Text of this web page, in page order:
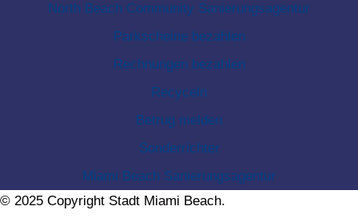
North Beach Community Sanierungsagentur
Parkscheine bezahlen
Rechnungen bezahlen
Recyceln
Betrug melden
Sonderrichter
Miami Beach Sanierungsagentur
© 2025 Copyright Stadt Miami Beach.